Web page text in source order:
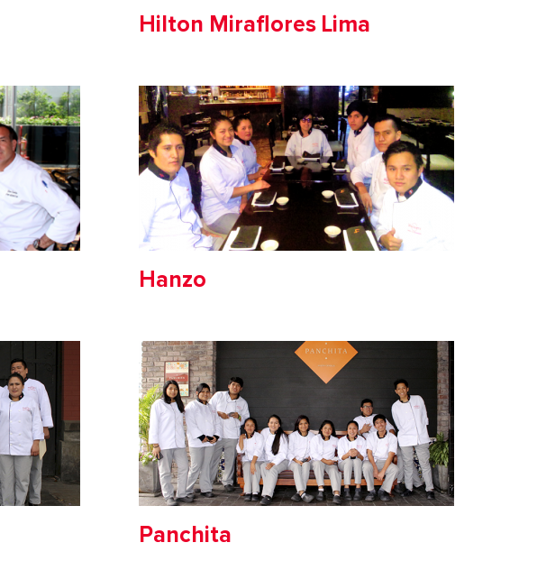
Hilton Miraflores Lima
Hanzo
Panchita